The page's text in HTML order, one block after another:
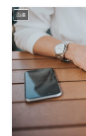
面接